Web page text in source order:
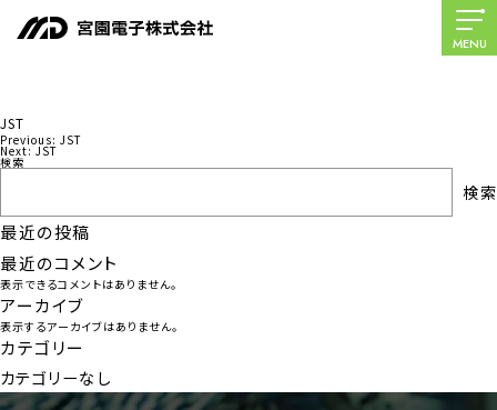
MENU
JST
投
ナ
ビ
ゲ
ー
シ
ョ
ン
Previous: JST
Next: JST
検索
検索
最近の投稿
最近のコメント
表示できるコメントはありません。
アーカイブ
表示するアーカイブはありません。
カテゴリー
カテゴリーなし